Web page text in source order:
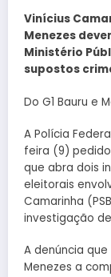
Vinícius
Menezes
Ministério
supostos
Do G1 Bauru e
A Polícia
feira (9) pedido
que abra dois
eleitorais
Camarinha
investigação
A denúncia
Menezes a